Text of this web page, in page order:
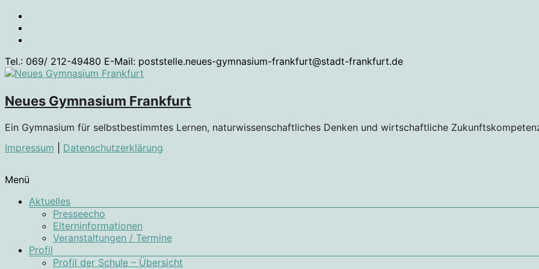
Zum
Inhalt
springen
Tel.: 069/ 212-49480 E-Mail: poststelle.neues-gymnasium-frankfurt@stadt-frankfurt.de
Neues Gymnasium Frankfurt
Ein Gymnasium für selbstbestimmtes Lernen, naturwissenschaftliches Denken und wirtschaftliche
Impressum
Datenschutzerklärung
Menü
Aktuelles
Presseecho
Elterninformationen
Veranstaltungen / Termine
Profil
Profil der Schule – Übersicht